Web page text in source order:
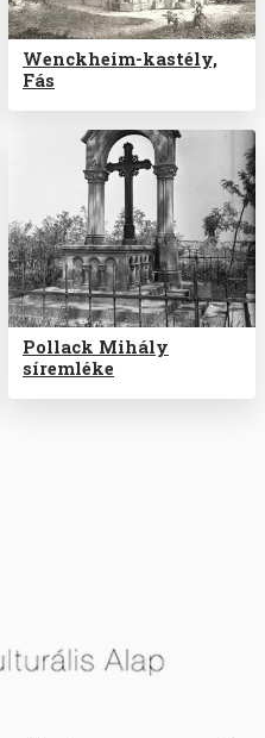
Wenckheim-kastély,
Fás
Pollack Mihály
síremléke